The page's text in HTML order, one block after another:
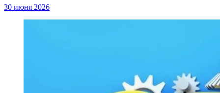
30 июня 2026